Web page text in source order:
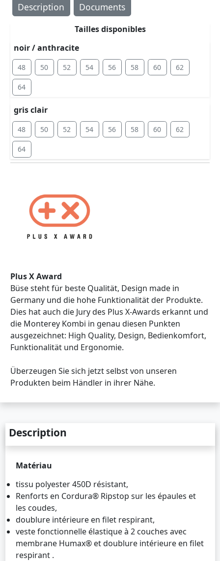
Description
Documents
Tailles disponibles
noir / anthracite
48 50 52 54 56 58 60 62
64
gris clair
48 50 52 54 56 58 60 62
64
Plus X Award
Büse steht für beste Qualität, Design made in
Germany und die hohe Funktionalität der Produkte.
Dies hat auch die Jury des Plus X-Awards erkannt und
die Monterey Kombi in genau diesen Punkten
ausgezeichnet: High Quality, Design, Bedienkomfort,
Funktionalität und Ergonomie.
Überzeugen Sie sich jetzt selbst von unseren
Produkten beim Händler in ihrer Nähe.
Description
Matériau
tissu polyester 450D résistant,
Renforts en Cordura® Ripstop sur les épaules et
les coudes,
doublure intérieure en filet respirant,
veste fonctionnelle élastique à 2 couches avec
membrane Humax® et doublure intérieure en filet
respirant .